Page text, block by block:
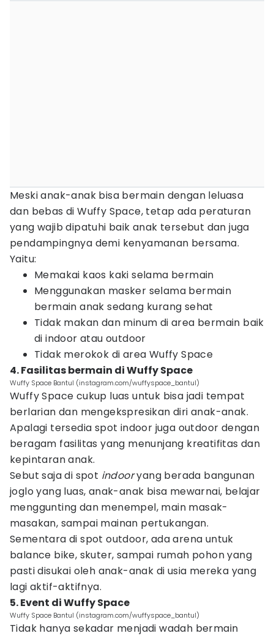
Meski anak-anak bisa bermain dengan leluasa
dan bebas di Wuffy Space, tetap ada peraturan
yang wajib dipatuhi baik anak tersebut dan juga
pendampingnya demi kenyamanan bersama.
Yaitu:
Memakai kaos kaki selama bermain
Menggunakan masker selama bermain
bermain anak sedang kurang sehat
Tidak makan dan minum di area bermain baik
di indoor atau outdoor
Tidak merokok di area Wuffy Space
4. Fasilitas bermain di Wuffy Space
Wuffy Space Bantul (instagram.com/wuffyspace_bantul)
Wuffy Space cukup luas untuk bisa jadi tempat
berlarian dan mengekspresikan diri anak-anak.
Apalagi tersedia spot indoor juga outdoor dengan
beragam fasilitas yang menunjang kreatifitas dan
kepintaran anak.
Sebut saja di spot indooryang berada bangunan
joglo yang luas, anak-anak bisa mewarnai, belajar
menggunting dan menempel, main masak-
masakan, sampai mainan pertukangan.
Sementara di spot outdoor, ada arena untuk
balance bike, skuter, sampai rumah pohon yang
pasti disukai oleh anak-anak di usia mereka yang
lagi aktif-aktifnya.
5. Event di Wuffy Space
Wuffy Space Bantul (instagram.com/wuffyspace_bantul)
Tidak hanya sekadar menjadi wadah bermain